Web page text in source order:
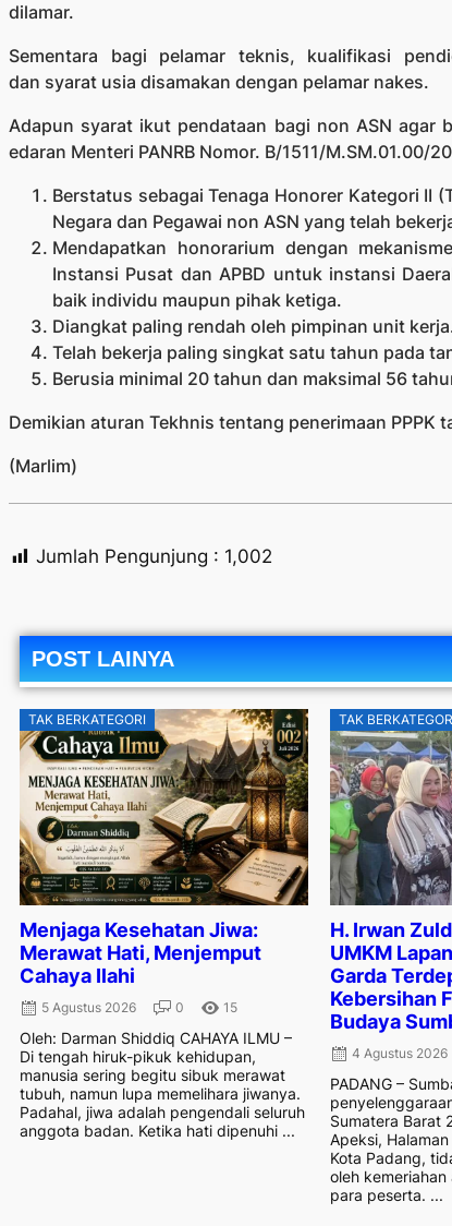
dilamar.
Sementara bagi pelamar teknis, kualifikasi
dan syarat usia disamakan dengan pelamar nakes.
Adapun syarat ikut pendataan bagi non ASN
edaran Menteri PANRB Nomor. B/1511/M.SM.01.00/
Berstatus sebagai Tenaga Honorer Kategori II
Negara dan Pegawai non ASN yang telah
Mendapatkan honorarium dengan
Instansi Pusat dan APBD untuk instansi
baik individu maupun pihak ketiga.
Diangkat paling rendah oleh pimpinan unit
Telah bekerja paling singkat satu tahun pada
Berusia minimal 20 tahun dan maksimal 56
Demikian aturan Tekhnis tentang penerimaan PPPK
(Marlim)
Jumlah Pengunjung : 1,002
POST LAINYA
TAK BERKATEGORI
Menjaga Kesehatan Jiwa:
Merawat Hati, Menjemput
Cahaya Ilahi
5 Agustus 2026 0 15
Oleh: Darman Shiddiq CAHAYA ILMU –
Di tengah hiruk-pikuk kehidupan,
manusia sering begitu sibuk merawat
tubuh, namun lupa memelihara jiwanya.
Padahal, jiwa adalah pengendali seluruh
anggota badan. Ketika hati dipenuhi ...
TAK
H. Irwan
UMKM
Garda
Kebersihan
Budaya
4 Agustus 2026
PADANG –
Sumatera Barat
Apeksi,
Kota Padang,
oleh
para peserta. ...